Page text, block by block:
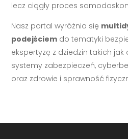
lecz ciągły proces
Nasz portal wyróżnia się
podejściem do tematyki
ekspertyzę z dziedzin takich
systemy zabezpieczeń,
oraz zdrowie i sprawność